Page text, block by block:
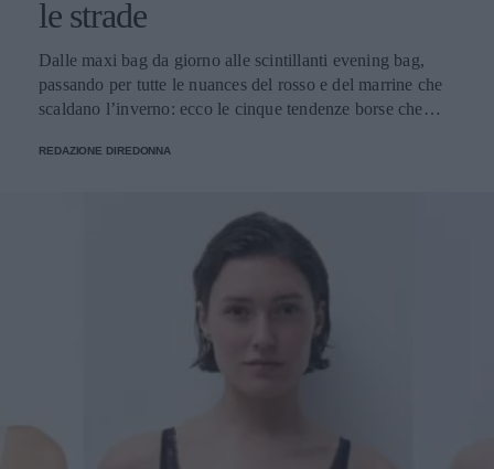
le strade
Dalle maxi bag da giorno alle scintillanti evening bag,
passando per tutte le nuances del rosso e del marrine che
scaldano l’inverno: ecco le cinque tendenze borse che
REDAZIONE DIREDONNA